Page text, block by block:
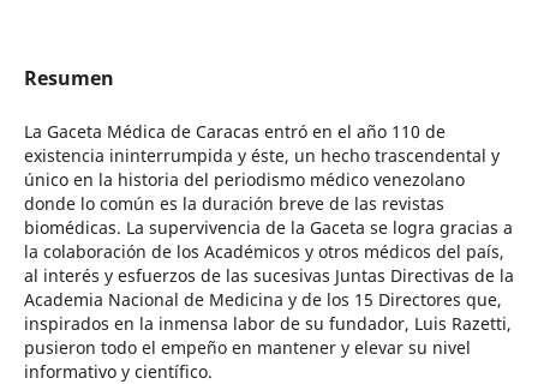
Resumen
La Gaceta Médica de Caracas entró en el año 110 de
existencia ininterrumpida y éste, un hecho trascendental y
único en la historia del periodismo médico venezolano
donde lo común es la duración breve de las revistas
biomédicas. La supervivencia de la Gaceta se logra gracias a
la colaboración de los Académicos y otros médicos del país,
al interés y esfuerzos de las sucesivas Juntas Directivas de la
Academia Nacional de Medicina y de los 15 Directores que,
inspirados en la inmensa labor de su fundador, Luis Razetti,
pusieron todo el empeño en mantener y elevar su nivel
informativo y científico.